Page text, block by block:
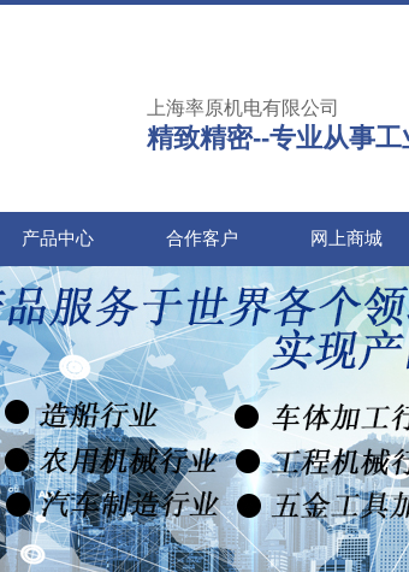
上海率原机电有限公司
精致精密--专业从事
产品中心 合作客户 网上商城